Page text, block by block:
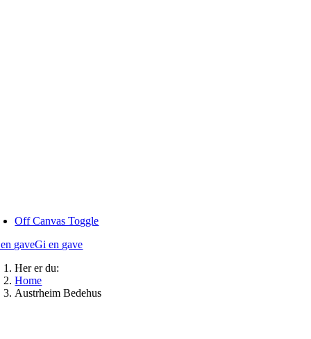
Off Canvas Toggle
gaveGi en gave
Her er du:
Home
Austrheim Bedehus